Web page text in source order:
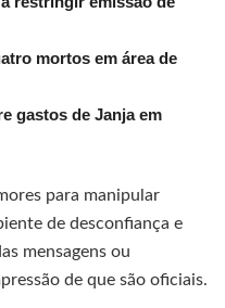
mortos em área de
gastos de Janja em
para manipular
de desconfiança e
mensagens ou
de que são oficiais.